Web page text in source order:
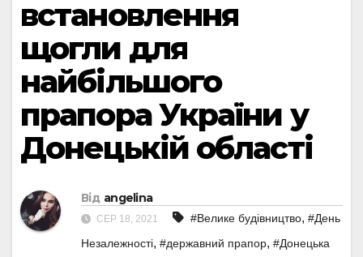
встановлення
щогли для
найбільшого
прапора України у
Донецькій області
Від angelina
СЕР 18, 2021 #Велике будівництво, #День
Незалежності, #державний прапор, #Донецька